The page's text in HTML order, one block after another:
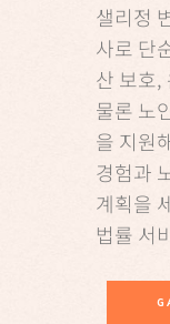
샐리정
사로 단
산 보호,
물론 노
을 지원
경험과
계획을
법률 서